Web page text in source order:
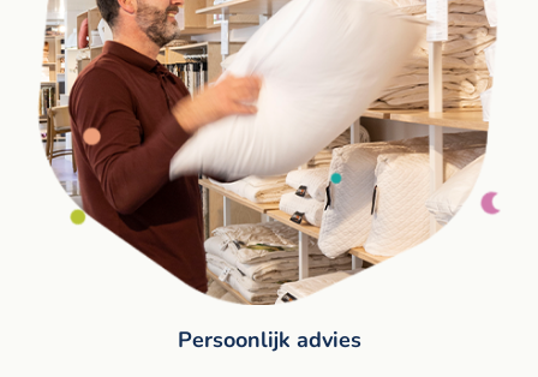
Persoonlijk advies